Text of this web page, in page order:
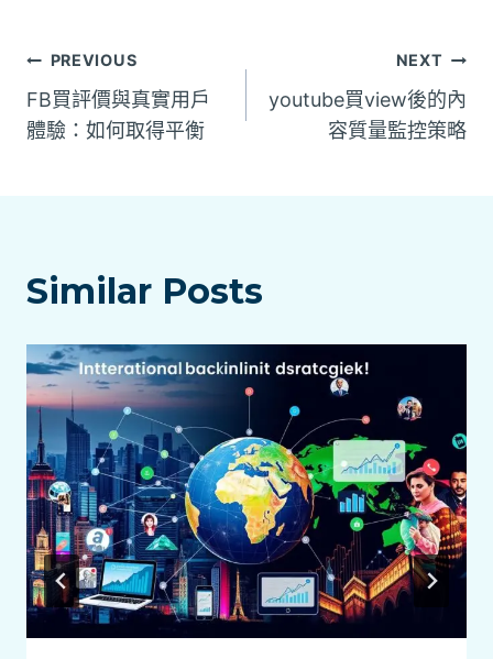
文
章
PREVIOUS
FB買評價與真實用戶
體驗：如何取得平衡
NEXT
youtube買view後的內
容質量監控策略
Similar Posts